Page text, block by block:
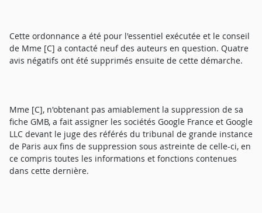
Cette ordonnance a été pour l'essentiel exécutée et le conseil
de Mme [C] a contacté neuf des auteurs en question. Quatre
avis négatifs ont été supprimés ensuite de cette démarche.
Mme [C], n'obtenant pas amiablement la suppression de sa
fiche GMB, a fait assigner les sociétés Google France et Google
LLC devant le juge des référés du tribunal de grande instance
de Paris aux fins de suppression sous astreinte de celle-ci, en
ce compris toutes les informations et fonctions contenues
dans cette dernière.